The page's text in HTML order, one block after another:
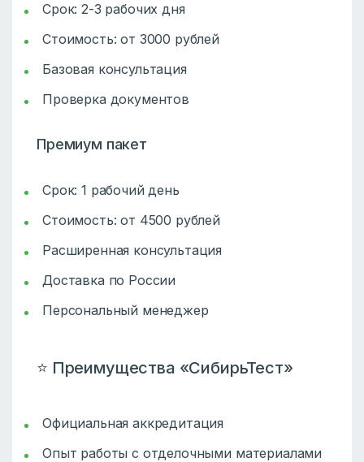
Срок: 2-3 рабочих дня
Стоимость: от 3000 рублей
Базовая консультация
Проверка документов
Премиум пакет
Срок: 1 рабочий день
Стоимость: от 4500 рублей
Расширенная консультация
Доставка по России
Персональный менеджер
⭐ Преимущества «СибирьТест»
Официальная аккредитация
Опыт работы с отделочными материалами